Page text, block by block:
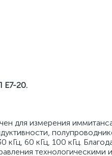
Е7-20.
для измерения
кГц, 60 кГц, 100 кГц.